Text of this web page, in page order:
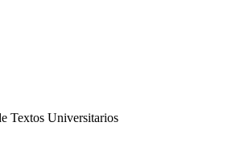
Textos Universitarios